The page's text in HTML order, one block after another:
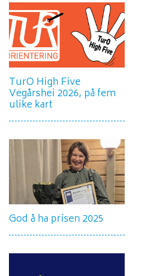
TurO High Five
Vegårshei 2026, på fem
ulike kart
God å ha prisen 2025